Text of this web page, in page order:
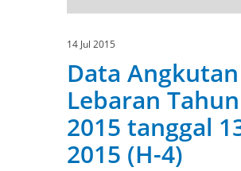
14 Jul 2015
Data Angkutan
Lebaran Tahun
2015 tanggal
2015 (H-4)